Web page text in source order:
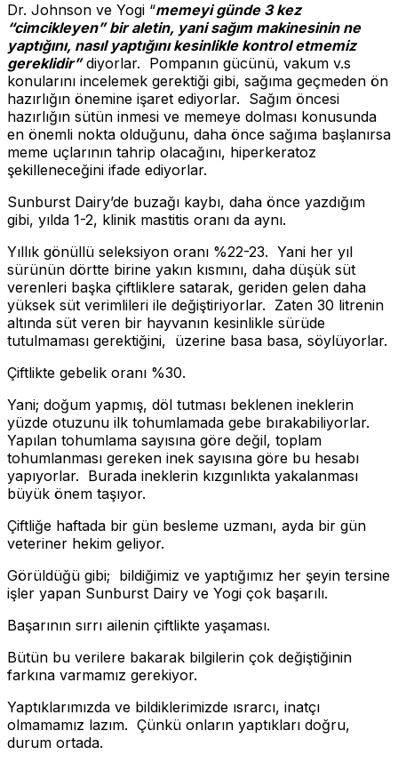
Dr. Johnson ve Yogi “memeyi günde 3 kez
“cimcikleyen” bir aletin, yani sağım makinesinin ne
yaptığını, nasıl yaptığını kesinlikle kontrol etmemiz
gereklidir”diyorlar. Pompanın gücünü, vakum v.s
konularını incelemek gerektiği gibi, sağıma geçmeden ön
hazırlığın önemine işaret ediyorlar. Sağım öncesi
hazırlığın sütün inmesi ve memeye dolması konusunda
en önemli nokta olduğunu, daha önce sağıma başlanırsa
meme uçlarının tahrip olacağını, hiperkeratoz
şekilleneceğini ifade ediyorlar.
Sunburst Dairy’de buzağı kaybı, daha önce yazdığım
gibi, yılda 1-2, klinik mastitis oranı da aynı.
Yıllık gönüllü seleksiyon oranı %22-23. Yani her yıl
sürünün dörtte birine yakın kısmını, daha düşük süt
verenleri başka çiftliklere satarak, geriden gelen daha
yüksek süt verimlileri ile değiştiriyorlar. Zaten 30 litrenin
altında süt veren bir hayvanın kesinlikle sürüde
tutulmaması gerektiğini, üzerine basa basa, söylüyorlar.
Çiftlikte gebelik oranı %30.
Yani; doğum yapmış, döl tutması beklenen ineklerin
yüzde otuzunu ilk tohumlamada gebe bırakabiliyorlar.
Yapılan tohumlama sayısına göre değil, toplam
tohumlanması gereken inek sayısına göre bu hesabı
yapıyorlar. Burada ineklerin kızgınlıkta yakalanması
büyük önem taşıyor.
Çiftliğe haftada bir gün besleme uzmanı, ayda bir gün
veteriner hekim geliyor.
Görüldüğü gibi; bildiğimiz ve yaptığımız her şeyin tersine
işler yapan Sunburst Dairy ve Yogi çok başarılı.
Başarının sırrı ailenin çiftlikte yaşaması.
Bütün bu verilere bakarak bilgilerin çok değiştiğinin
farkına varmamız gerekiyor.
Yaptıklarımızda ve bildiklerimizde ısrarcı, inatçı
olmamamız lazım. Çünkü onların yaptıkları doğru,
durum ortada.